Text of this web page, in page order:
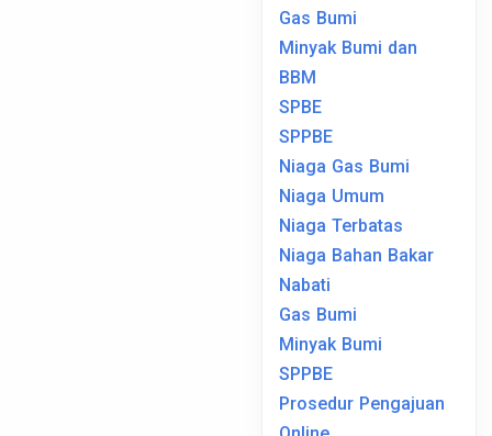
Gas Bumi
Minyak Bumi dan
BBM
SPBE
SPPBE
Niaga Gas Bumi
Niaga Umum
Niaga Terbatas
Niaga Bahan Bakar
Nabati
Gas Bumi
Minyak Bumi
SPPBE
Prosedur Pengajuan